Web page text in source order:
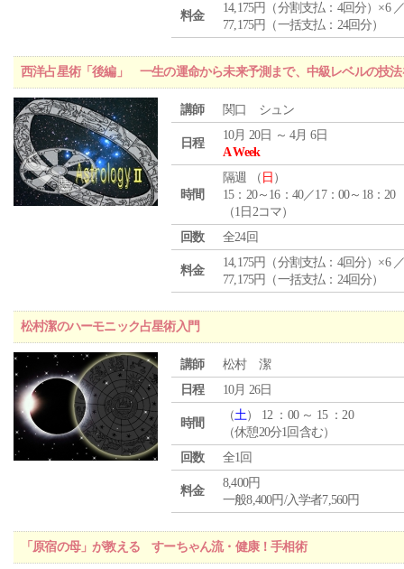
料金
14,175円（分割支払：4回分）×6
77,175円（一括支払：24回分）
西洋占星術「後編」 一生の運命から未来予測まで、中級レベルの技法
講師 関口 シュン
日程
10月 20日 ～ 4月 6日
A Week
時間
隔週 （ 日 ）
15：20～16：40／17：00～18：20
（1日2コマ）
回数
全24回
料金
14,175円（分割支払：4回分）×6
77,175円（一括支払：24回分）
松村潔のハーモニック占星術入門
講師
松村 潔
日程
10月 26日
時間
（土） 12 ：00 ～ 15 ：20
（休憩20分1回含む）
回数
全1回
料金
8,400円
一般8,400円/入学者7,560円
「原宿の母」が教える すーちゃん流・健康！手相術